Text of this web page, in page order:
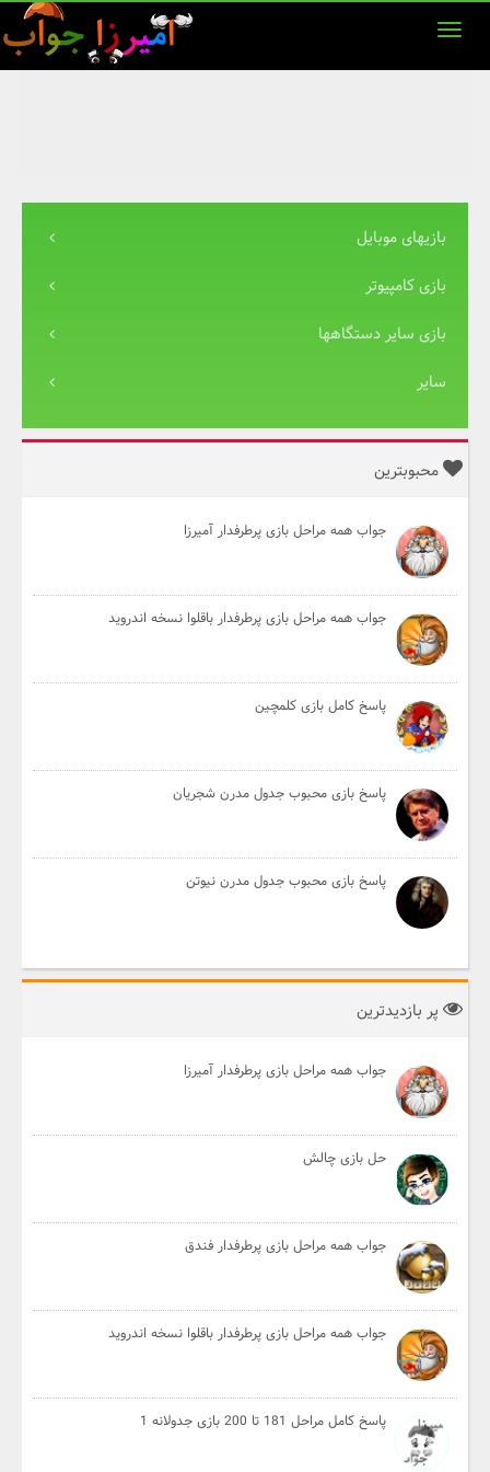
بازیهای موبایل
بازی کامپیوتر
بازی سایر دستگاهها
سایر
محبوبترین
جواب همه مراحل بازی پرطرفدار آمیرزا
جواب همه مراحل بازی پرطرفدار باقلوا نسخه اندروید
پاسخ کامل بازی کلمچین
پاسخ بازی محبوب جدول مدرن شجریان
پاسخ بازی محبوب جدول مدرن نیوتن
پر بازدیدترین
جواب همه مراحل بازی پرطرفدار آمیرزا
حل بازی چالش
جواب همه مراحل بازی پرطرفدار فندق
جواب همه مراحل بازی پرطرفدار باقلوا نسخه اندروید
پاسخ کامل مراحل 181 تا 200 بازی جدولانه 1